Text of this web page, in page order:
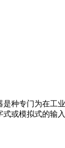
是种专门为在工
式或模拟式的输